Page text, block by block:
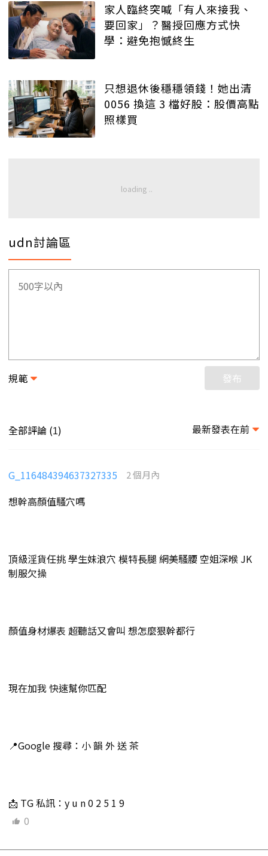
家人臨終突喊「有人來接我、
要回家」？醫授回應方式快
學：避免抱憾終生
只想退休後穩穩領錢！她出清
0056 換這 3 檔好股：股價高點
照樣買
udn討論區
規範 發布
全部評論 (1) 最新發表在前
G_116484394637327335 2 個月內
想幹高顏值騷穴嗎
頂級淫貨任挑 學生妹浪穴 模特長腿 網美騷腰 空姐深喉 JK
制服欠操
顏值身材爆表 超聽話又會叫 想怎麼狠幹都行
現在加我 快速幫你匹配
📍Google 搜尋：小 韻 外 送 茶
📩 TG 私訊：y u n 0 2 5 1 9
0